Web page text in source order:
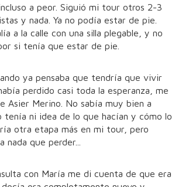
a peor. Siguió mi tour otros 2-3
y nada. Ya no podía estar de pie.
a la calle con una silla plegable, y no
si tenía que estar de pie.
ya pensaba que tendría que vivir
perdido casi toda la esperanza, me
Asier Merino. No sabía muy bien a
tenía ni idea de lo que hacían y cómo lo
otra etapa más en mi tour, pero
que perder...
con María me di cuenta de que era